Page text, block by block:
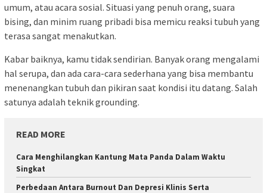
umum, atau acara sosial. Situasi yang penuh orang, suara
bising, dan minim ruang pribadi bisa memicu reaksi tubuh yang
terasa sangat menakutkan.
Kabar baiknya, kamu tidak sendirian. Banyak orang mengalami
hal serupa, dan ada cara-cara sederhana yang bisa membantu
menenangkan tubuh dan pikiran saat kondisi itu datang. Salah
satunya adalah teknik grounding.
READ MORE
Cara Menghilangkan Kantung Mata Panda Dalam Waktu
Singkat
Perbedaan Antara Burnout Dan Depresi Klinis Serta